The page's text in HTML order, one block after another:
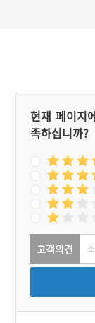
현재 페이지
족하십니까?
고객의견